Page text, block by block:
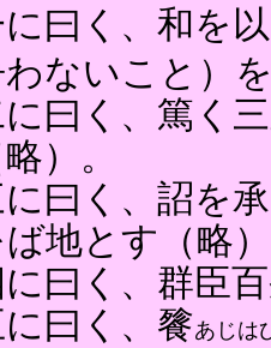
曰く、和を
ないこと）
曰く、篤く
略）。
曰く、詔を
ば地とす（略
に曰く、群臣
曰く、餮あじは